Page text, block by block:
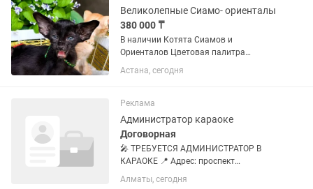
нарезка...
Великолепные Сиамо- ориенталы
380 000 ₸
В наличии Котята Сиамов и
Ориенталов Цветовая палитра
разнообразна Есть светлые , есть
тёмного цвета котята , есть цветные-
сплошного чёрного, коричневого,...
Астана, сегодня
Реклама
Администратор караоке
Договорная
🎤 ТРЕБУЕТСЯ АДМИНИСТРАТОР В
КАРАОКЕ 📍 Адрес: проспект
Райымбека, 298А Требования: ✅
Возраст от 25 лет. ✅ Обязателен опыт
Алматы, сегодня